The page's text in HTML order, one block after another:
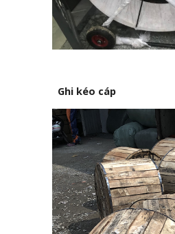
Ghi kéo cáp